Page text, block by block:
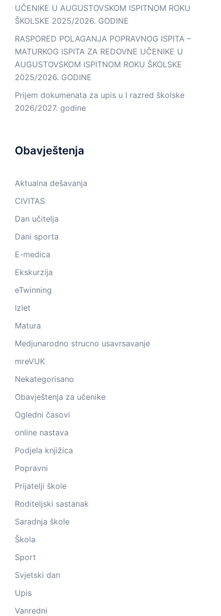
UČENIKE U AUGUSTOVSKOM ISPITNOM ROKU
ŠKOLSKE 2025/2026. GODINE
RASPORED POLAGANJA POPRAVNOG ISPITA –
MATURKOG ISPITA ZA REDOVNE UČENIKE U
AUGUSTOVSKOM ISPITNOM ROKU ŠKOLSKE
2025/2026. GODINE
Prijem dokumenata za upis u I razred školske
2026/2027. godine
Obavještenja
Aktualna dešavanja
CIVITAS
Dan učitelja
Dani sporta
E-medica
Ekskurzija
eTwinning
Izlet
Matura
Medjunarodno strucno usavrsavanje
mreVUK
Nekategorisano
Obavještenja za učenike
Ogledni časovi
online nastava
Podjela knjižica
Popravni
Prijatelji škole
Roditeljski sastanak
Saradnja škole
Škola
Sport
Svjetski dan
Upis
Vanredni